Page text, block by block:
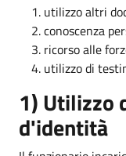
utilizzo altri
conoscenza
ricorso alle
utilizzo di
1) Utilizzo
d'identità